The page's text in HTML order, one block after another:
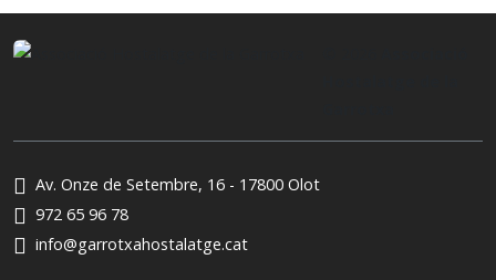
Av. Onze de Setembre, 16 - 17800 Olot
972 65 96 78
info@garrotxahostalatge.cat